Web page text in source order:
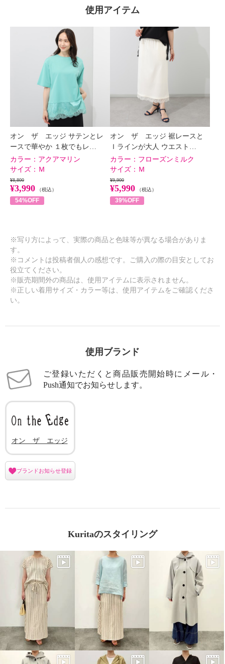
使用アイテム
オン ザ エッジ サテンとレ
ースで華やか １枚でもレ…
カラー： アクアマリン
サイズ： Ｍ
¥8,800
¥3,990 （税込）
54%OFF
オン ザ エッジ 裾レースと
Ｉラインが大人 ウエスト…
カラー： フローズンミルク
サイズ： Ｍ
¥9,900
¥5,990 （税込）
39%OFF
※写り方によって、実際の商品と色味等が異なる場合がありま
す。
※コメントは投稿者個人の感想です。ご購入の際の目安としてお
役立てください。
※販売期間外の商品は、使用アイテムに表示されません。
※正しい着用サイズ・カラー等は、使用アイテムをご確認くださ
い。
使用ブランド
ご登録いただくと商品販売開始時にメール・
Push通知でお知らせします。
オン ザ エッジ
ブランドお知らせ登録
Kuritaのスタイリング